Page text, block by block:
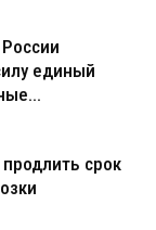
единый
срок